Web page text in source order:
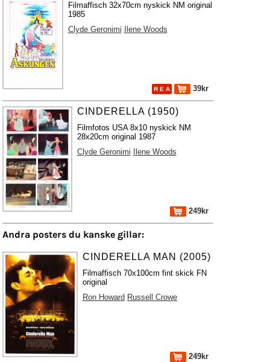
Filmaffisch 32x70cm nyskick NM original
1985
Clyde Geronimi
Ilene Woods
R E A 39kr
CINDERELLA (1950)
Filmfotos USA 8x10 nyskick NM
28x20cm original 1987
Clyde Geronimi
Ilene Woods
249kr
Andra posters du kanske gillar:
CINDERELLA MAN (2005)
Filmaffisch 70x100cm fint skick FN
original
Ron Howard Russell Crowe
249kr